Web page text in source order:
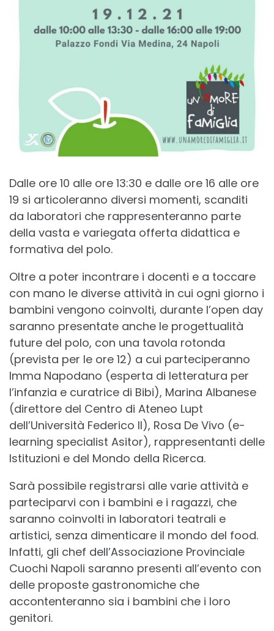
Dalle ore 10 alle ore 13:30 e dalle ore 16 alle ore
19 si articoleranno diversi momenti, scanditi
da laboratori che rappresenteranno parte
della vasta e variegata offerta didattica e
formativa del polo.
Oltre a poter incontrare i docenti e a toccare
con mano le diverse attività in cui ogni giorno i
bambini vengono coinvolti, durante l’open day
saranno presentate anche le progettualità
future del polo, con una tavola rotonda
(prevista per le ore 12) a cui parteciperanno
Imma Napodano (esperta di letteratura per
l’infanzia e curatrice di Bibi), Marina Albanese
(direttore del Centro di Ateneo Lupt
dell’Università Federico II), Rosa De Vivo (e-
learning specialist Asitor), rappresentanti delle
Istituzioni e del Mondo della Ricerca.
Sarà possibile registrarsi alle varie attività e
parteciparvi con i bambini e i ragazzi, che
saranno coinvolti in laboratori teatrali e
artistici, senza dimenticare il mondo del food.
Infatti, gli chef dell’Associazione Provinciale
Cuochi Napoli saranno presenti all’evento con
delle proposte gastronomiche che
accontenteranno sia i bambini che i loro
genitori.